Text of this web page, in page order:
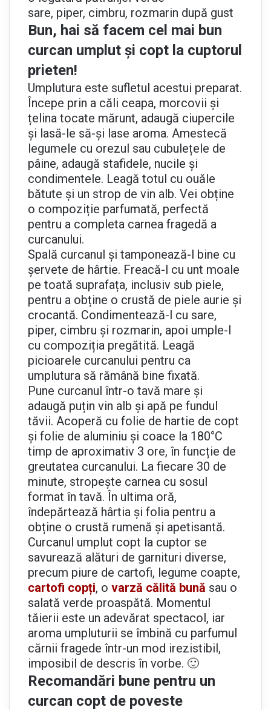
sare, piper, cimbru, rozmarin după gust
Bun, hai să facem cel mai bun
curcan umplut și copt la cuptorul
prieten!
Umplutura este sufletul acestui preparat.
Începe prin a căli ceapa, morcovii și
țelina tocate mărunt, adaugă ciupercile
și lasă-le să-și lase aroma. Amestecă
legumele cu orezul sau cubulețele de
pâine, adaugă stafidele, nucile și
condimentele. Leagă totul cu ouăle
bătute și un strop de vin alb. Vei obține
o compoziție parfumată, perfectă
pentru a completa carnea fragedă a
curcanului.
Spală curcanul și tamponează-l bine cu
șervete de hârtie. Freacă-l cu unt moale
pe toată suprafața, inclusiv sub piele,
pentru a obține o crustă de piele aurie și
crocantă. Condimentează-l cu sare,
piper, cimbru și rozmarin, apoi umple-l
cu compoziția pregătită. Leagă
picioarele curcanului pentru ca
umplutura să rămână bine fixată.
Pune curcanul într-o tavă mare și
adaugă puțin vin alb și apă pe fundul
tăvii. Acoperă cu folie de hartie de copt
și folie de aluminiu și coace la 180°C
timp de aproximativ 3 ore, în funcție de
greutatea curcanului. La fiecare 30 de
minute, stropește carnea cu sosul
format în tavă. În ultima oră,
îndepărtează hârtia și folia pentru a
obține o crustă rumenă și apetisantă.
Curcanul umplut copt la cuptor se
savurează alături de garnituri diverse,
precum piure de cartofi, legume coapte,
cartofi copți, o varză călită bună sau o
salată verde proaspătă. Momentul
tăierii este un adevărat spectacol, iar
aroma umpluturii se îmbină cu parfumul
cărnii fragede într-un mod irezistibil,
imposibil de descris în vorbe. 🙂
Recomandări bune pentru un
curcan copt de poveste